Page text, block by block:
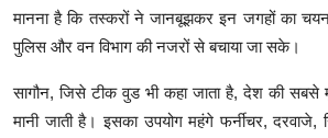
मानना है कि तस्करों ने जानबूझकर इन जगहों का
पुलिस और वन विभाग की नजरों से बचाया जा सके।
सागौन, जिसे टीक वुड भी कहा जाता है, देश की
मानी जाती है। इसका उपयोग महंगे फर्नीचर, दरवाजे,